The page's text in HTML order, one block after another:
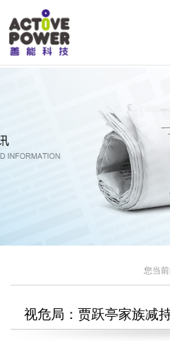
您当前
视危局：贾跃亭家族减